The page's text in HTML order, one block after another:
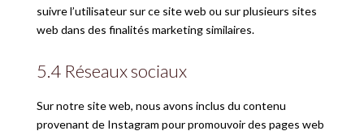
suivre l’utilisateur sur ce site web ou sur plusieurs sites
web dans des finalités marketing similaires.
5.4 Réseaux sociaux
Sur notre site web, nous avons inclus du contenu
provenant de Instagram pour promouvoir des pages web